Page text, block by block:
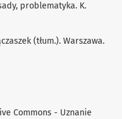
problematyka. K.
(tłum.). Warszawa.
Commons - Uznanie